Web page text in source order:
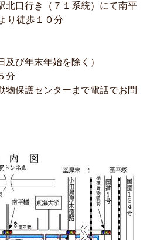
北口行き（７１系統）にて南平
り徒歩１０分
及び年末年始を除く）
分
保護センターまで電話でお問